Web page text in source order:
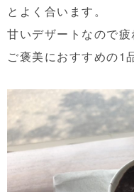
とよく合います。
甘いデザートなので
ご褒美におすすめの1